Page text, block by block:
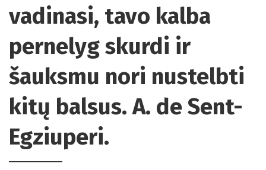
vadinasi, tavo kalba
pernelyg skurdi ir
šauksmu nori nustelbti
kitų balsus. A. de Sent-
Egziuperi.